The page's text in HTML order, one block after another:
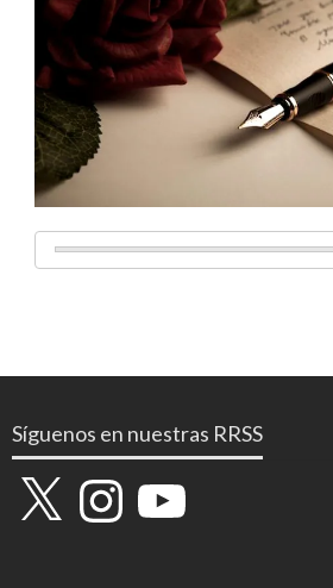
Síguenos en nuestras RRSS
X InstagramYouTube